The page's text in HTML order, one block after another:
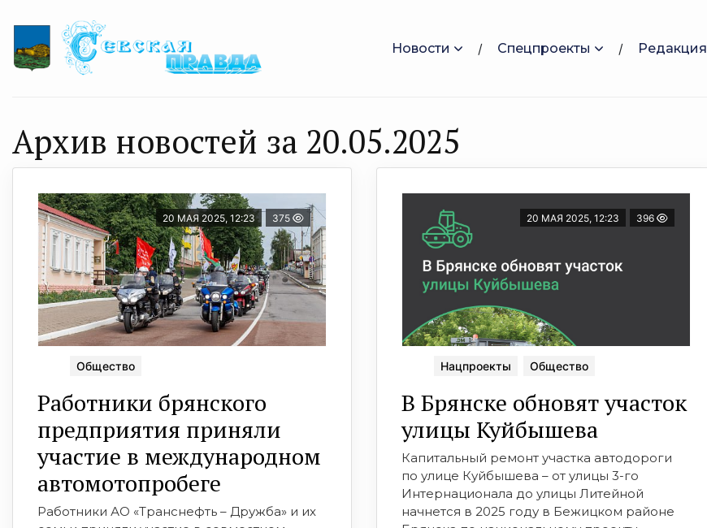
Новости Спецпроекты Редакция
Архив новостей за 20.05.2025
20 МАЯ 2025, 12:23 375
Общество
Работники брянского
предприятия приняли
участие в международном
автомотопробеге
Работники АО «Транснефть – Дружба» и их
20 МАЯ 2025, 12:23 396
Нацпроекты Общество
В Брянске обновят участок
улицы Куйбышева
Капитальный ремонт участка автодороги
по улице Куйбышева – от улицы 3-го
Интернационала до улицы Литейной
начнется в 2025 году в Бежицком районе